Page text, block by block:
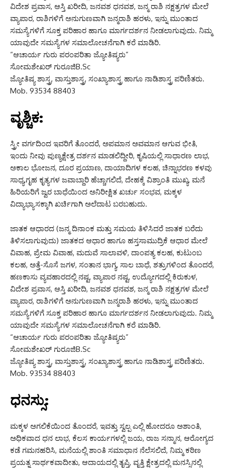
ವಿದೇಶ ಪ್ರವಾಸ, ಆಸ್ತಿ ಖರೀದಿ, ಜನವಶ ಧನವಶ, ಜನ್ಮ ರಾಶಿ ನಕ್ಷತ್ರಗಳ ಮೇಲೆ
ವ್ಯಾಪಾರ, ರಾಶಿಗಳಿಗೆ ಅನುಗುಣವಾಗಿ ಜನ್ಮರಾಶಿ ಹರಳು, ಇನ್ನು ಮುಂತಾದ
ಸಮಸ್ಯೆಗಳಿಗೆ ಸೂಕ್ತ ಪರಿಹಾರ ಹಾಗೂ ಮಾರ್ಗದರ್ಶನ ನೀಡಲಾಗುವುದು. ನಿಮ್ಮ
ಯಾವುದೇ ಸಮಸ್ಯೆಗಳ ಸಮಾಲೋಚನೆಗಾಗಿ ಕರೆ ಮಾಡಿರಿ.
“ಆಚಾರ್ಯ ಗುರು ಪರಂಪರಿತಾ ಜ್ಯೋತಿಷ್ಯರು”
ಸೋಮಶೇಖರ್ ಗುರೂಜಿB.Sc
ಜ್ಯೋತಿಷ್ಯ ಶಾಸ್ತ್ರ, ವಾಸ್ತುಶಾಸ್ತ್ರ, ಸಂಖ್ಯಾಶಾಸ್ತ್ರ ಹಾಗೂ ನಾಡಿಶಾಸ್ತ್ರ ಪರಿಣಿತರು.
Mob. 93534 88403
ವೃಶ್ಚಿಕ:
ಸ್ತ್ರೀ ವರ್ಗದಿಂದ ಇವರಿಗೆ ತೊಂದರೆ, ಅಪಮಾನ ಅವಮಾನ ಆಗುವ ಭೀತಿ,
ಇಂದು ನೀವು ಪುಣ್ಯಕ್ಷೇತ್ರ ದರ್ಶನ ಮಾಡಲಿದ್ದೀರಿ, ಕೃಷಿಯಲ್ಲಿ ಸಾಧಾರಣ ಲಾಭ,
ಅಕಾಲ ಭೋಜನ, ದೂರ ಪ್ರಯಾಣ, ದಾಯಾದಿಗಳ ಕಲಹ, ಚಿನ್ನಾಭರಣ ಕಳವು
ಸಾಧ್ಯ,ಗೃಹ ಕೃತ್ಯಗಳ ಜವಾಬ್ದಾರಿ ಹೆಚ್ಚಾಗಲಿದೆ, ದೇಹಕ್ಕೆ ವಿಶ್ರಾಂತಿ ಮುಖ್ಯ, ಮನೆ
ಹಿರಿಯರಿಗೆ ಜ್ವರ ಬಾಧೆಯಿಂದ ಅನಿರೀಕ್ಷಿತ ಖರ್ಚು ಸಂಭವ, ಮಕ್ಕಳ
ವಿದ್ಯಾಭ್ಯಾಸಕ್ಕಾಗಿ ಖರ್ಚಿಗಾಗಿ ಅಲೆದಾಟ ಬರಬಹುದು.
ಜಾತಕ ಆಧಾರದ (ಜನ್ಮ ದಿನಾಂಕ ಮತ್ತು ಸಮಯ ತಿಳಿಸಿದರೆ ಜಾತಕ ಬರೆದು
ತಿಳಿಸಲಾಗುವುದು) ಜಾತಕದ ಆಧಾರ ಹಾಗೂ ಹಸ್ತಸಾಮುದ್ರಿಕೆ ಆಧಾರ ಮೇಲೆ
ವಿವಾಹ, ಪ್ರೇಮ ವಿವಾಹ, ಮದುವೆ ಸಾಲಾವಳಿ, ದಾಂಪತ್ಯ ಕಲಹ, ಕುಟುಂಬ
ಕಲಹ, ಅತ್ತೆ-ಸೊಸೆ ಜಗಳ, ಸಂತಾನ ಭಾಗ್ಯ, ಸಾಲ ಬಾಧೆ, ಶತ್ರುಗಳಿಂದ ತೊಂದರೆ,
ಹಣಕಾಸು ವ್ಯವಹಾರದಲ್ಲಿ ನಷ್ಟ, ವ್ಯಾಪಾರ ನಷ್ಟ, ಉದ್ಯೋಗದಲ್ಲಿ ಕಿರುಕುಳ,
ವಿದೇಶ ಪ್ರವಾಸ, ಆಸ್ತಿ ಖರೀದಿ, ಜನವಶ ಧನವಶ, ಜನ್ಮ ರಾಶಿ ನಕ್ಷತ್ರಗಳ ಮೇಲೆ
ವ್ಯಾಪಾರ, ರಾಶಿಗಳಿಗೆ ಅನುಗುಣವಾಗಿ ಜನ್ಮರಾಶಿ ಹರಳು, ಇನ್ನು ಮುಂತಾದ
ಸಮಸ್ಯೆಗಳಿಗೆ ಸೂಕ್ತ ಪರಿಹಾರ ಹಾಗೂ ಮಾರ್ಗದರ್ಶನ ನೀಡಲಾಗುವುದು. ನಿಮ್ಮ
ಯಾವುದೇ ಸಮಸ್ಯೆಗಳ ಸಮಾಲೋಚನೆಗಾಗಿ ಕರೆ ಮಾಡಿರಿ.
“ಆಚಾರ್ಯ ಗುರು ಪರಂಪರಿತಾ ಜ್ಯೋತಿಷ್ಯರು”
ಸೋಮಶೇಖರ್ ಗುರೂಜಿB.Sc
ಜ್ಯೋತಿಷ್ಯ ಶಾಸ್ತ್ರ, ವಾಸ್ತುಶಾಸ್ತ್ರ, ಸಂಖ್ಯಾಶಾಸ್ತ್ರ ಹಾಗೂ ನಾಡಿಶಾಸ್ತ್ರ ಪರಿಣಿತರು.
Mob. 93534 88403
ಧನಸ್ಸು:
ಮಕ್ಕಳ ಅಗಲಿಕೆಯಿಂದ ತೊಂದರೆ, ಇವತ್ತು ಸ್ವಲ್ಪ ಎಲ್ಲಿ ಹೋದರೂ ಅಶಾಂತಿ,
ಅಧಿಕವಾದ ಧನ ಲಾಭ, ಕೆಲಸ ಕಾರ್ಯಗಳಲ್ಲಿ ಜಯ, ರಾಜ ಸನ್ಮಾನ, ಆರೋಗ್ಯದ
ಕಡೆ ಗಮನಹರಿಸಿ, ಮನೆಯಲ್ಲಿ ಶಾಂತಿ ಸಮಾಧಾನ ನೆಲೆಸಲಿದೆ, ನಿಮ್ಮ ಕಠಿಣ
ಪ್ರಯತ್ನ ಸಾರ್ಥಕವಾದೀತು, ಆದಾಯದಲ್ಲಿ ತೃಪ್ತಿ, ವೃತ್ತಿ ಕ್ಷೇತ್ರದಲ್ಲಿ ಮನಸ್ಸಿನಲ್ಲಿ